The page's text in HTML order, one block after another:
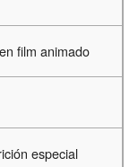
film animado
especial